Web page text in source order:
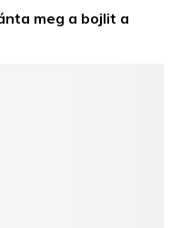
meg a bojlit a